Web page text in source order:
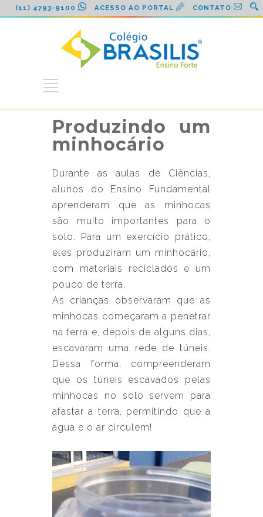
(11) 4793-9100 ACESSO AO PORTAL CONTATO
Produzindo um
minhocário
Durante as aulas de Ciências,
alunos do Ensino Fundamental
aprenderam que as minhocas
são muito importantes para o
solo. Para um exercício prático,
eles produziram um minhocário,
com materiais reciclados e um
pouco de terra.
As crianças observaram que as
minhocas começaram a penetrar
na terra e, depois de alguns dias,
escavaram uma rede de túneis.
Dessa forma, compreenderam
que os túneis escavados pelas
minhocas no solo servem para
afastar a terra, permitindo que a
água e o ar circulem!